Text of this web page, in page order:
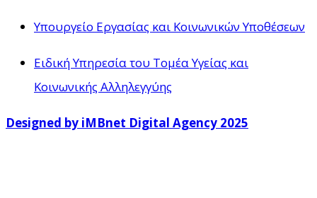
Υπουργείο Εργασίας και Κοινωνικών Υποθέσεων
Ειδική Υπηρεσία του Τομέα Υγείας και
Κοινωνικής Αλληλεγγύης
Designed by iMBnet Digital Agency 2025